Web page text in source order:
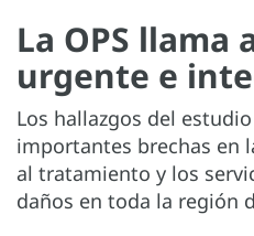
La OPS llama
urgente e
Los hallazgos del
importantes brechas en
al tratamiento y los
daños en toda la región